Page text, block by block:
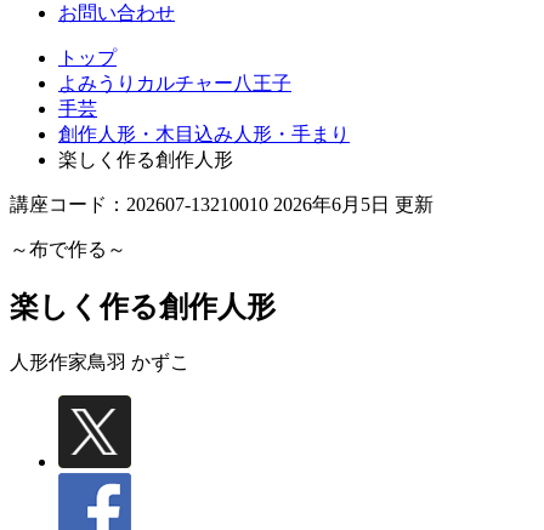
お問い合わせ
トップ
よみうりカルチャー八王子
手芸
創作人形・木目込み人形・手まり
楽しく作る創作人形
講座コード：202607-13210010 2026年6月5日 更新
～布で作る～
楽しく作る創作人形
人形作家鳥羽 かずこ